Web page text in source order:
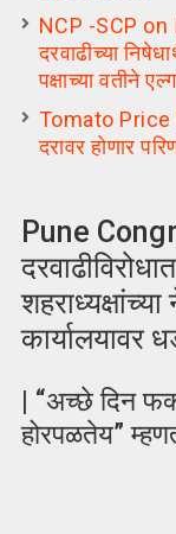
NCP -SCP
दरवाढीच्या
पक्षाच्या वतीने
Tomato Price
दरावर होणार
Pune
कार्यालयावर
| “अच्छे दिन
होरपळतेय”